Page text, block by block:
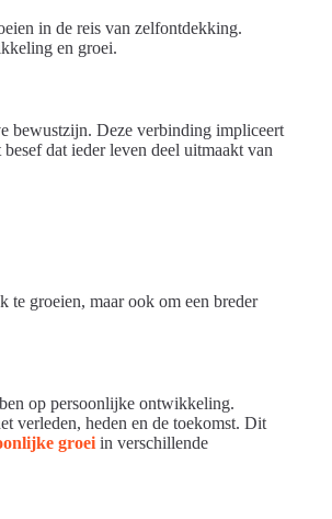
in de reis van zelfontdekking.
en groei.
bewustzijn. Deze verbinding impliceert
dat ieder leven deel uitmaakt van
te groeien, maar ook om een breder
op persoonlijke ontwikkeling.
verleden, heden en de toekomst. Dit
groei in verschillende